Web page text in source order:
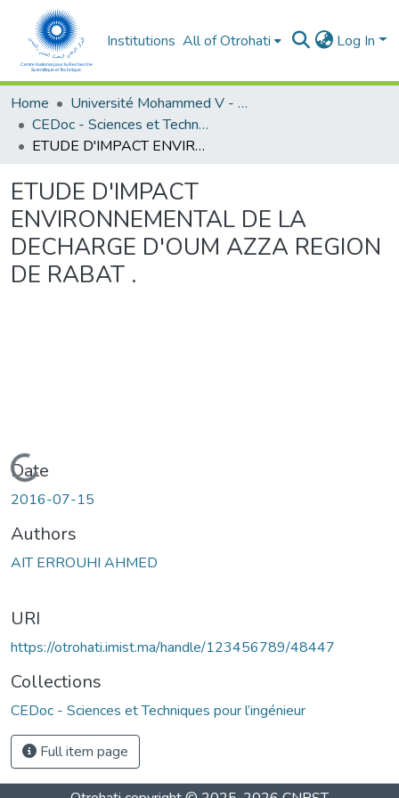
Institutions All of Otrohati Log In
Home
Université Mohammed V - Rabat
CEDoc - Sciences et Techniques pour l’ingénieur
ETUDE D'IMPACT ENVIRONNEMENTAL DE LA DECHARGE D'OUM AZZA REGION DE RABAT .
ETUDE D'IMPACT
ENVIRONNEMENTAL DE LA
DECHARGE D'OUM AZZA REGION
DE RABAT .
Loading...
Date
2016-07-15
Authors
AIT ERROUHI AHMED
URI
https://otrohati.imist.ma/handle/123456789/48447
Collections
CEDoc - Sciences et Techniques pour l’ingénieur
Full item page